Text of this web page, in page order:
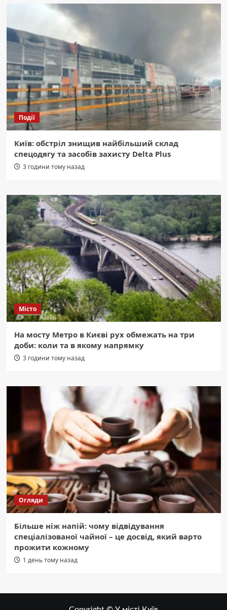
Події
Київ: обстріл знищив найбільший склад
спецодягу та засобів захисту Delta Plus
3 години тому назад
Місто
На мосту Метро в Києві рух обмежать на три
доби: коли та в якому напрямку
3 години тому назад
Огляди
Більше ніж напій: чому відвідування
спеціалізованої чайної – це досвід, який варто
прожити кожному
1 день тому назад